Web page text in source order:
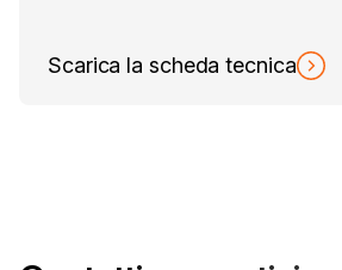
Scarica la scheda tecnica